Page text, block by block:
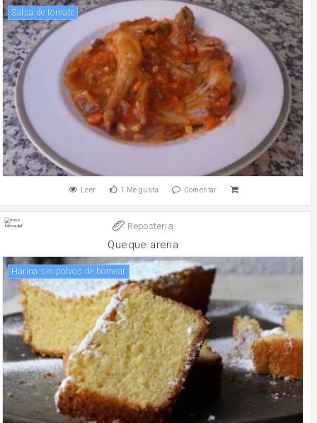
salsa de tomate
Leer 1 Me gusta Comentar
Reposteria
Queque arena
harina sin polvos de hornear